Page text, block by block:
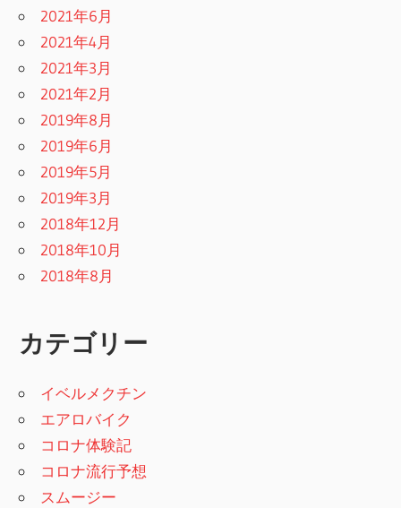
2021年6月
2021年4月
2021年3月
2021年2月
2019年8月
2019年6月
2019年5月
2019年3月
2018年12月
2018年10月
2018年8月
カテゴリー
イベルメクチン
エアロバイク
コロナ体験記
コロナ流行予想
スムージー